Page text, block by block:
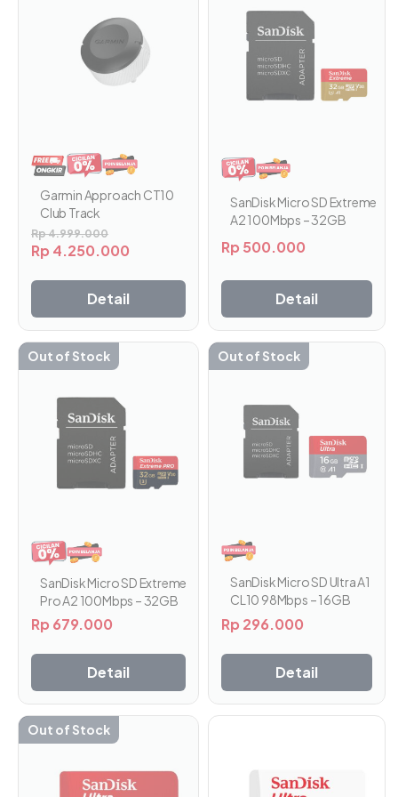
Garmin Approach CT10
Club Track
Rp4.999.000
Rp 4.250.000
Detail
SanDisk Micro SD Extreme
A2 100Mbps – 32GB
Rp 500.000
Detail
Out of Stock
SanDisk Micro SD Extreme
Pro A2 100Mbps – 32GB
Rp 679.000
Detail
Out of Stock
SanDisk Micro SD Ultra A1
CL10 98Mbps – 16GB
Rp 296.000
Detail
Out of Stock
Produk
memiliki
memiliki